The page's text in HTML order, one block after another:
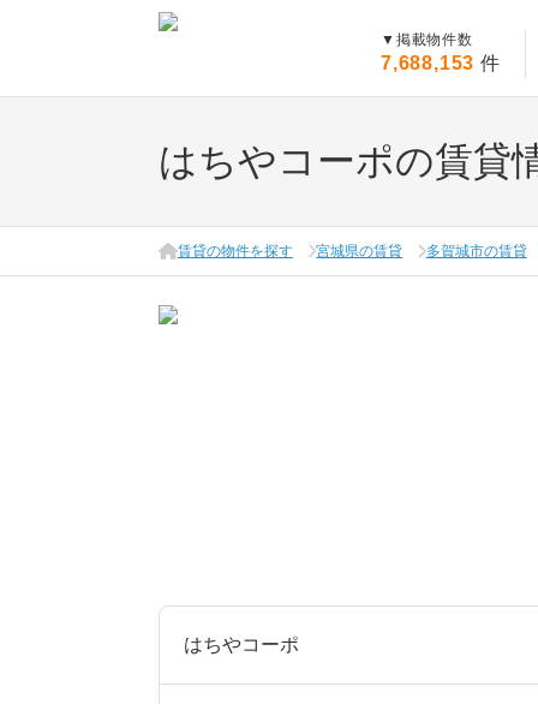
▼ 掲載物件数
7,688,153 件
はちやコーポの賃貸
賃貸の物件を探す 宮城県の賃貸 多賀城市の賃貸
はちやコーポ